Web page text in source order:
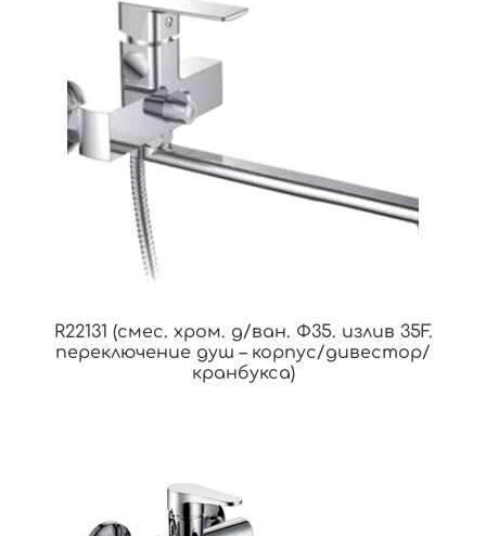
R22131 (смес. хром. д/ван. Ф35. излив 35F.
переключение душ – корпус/дивестор/
кранбукса)